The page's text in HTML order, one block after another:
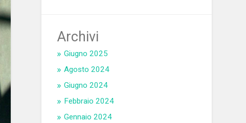
Archivi
Giugno 2025
Agosto 2024
Giugno 2024
Febbraio 2024
Gennaio 2024